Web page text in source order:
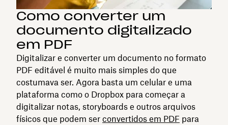
Como converter um
documento digitalizado
em PDF
Digitalizar e converter um documento no formato
PDF editável é muito mais simples do que
costumava ser. Agora basta um celular e uma
plataforma como o Dropbox para começar a
digitalizar notas, storyboards e outros arquivos
físicos que podem ser convertidos em PDF para